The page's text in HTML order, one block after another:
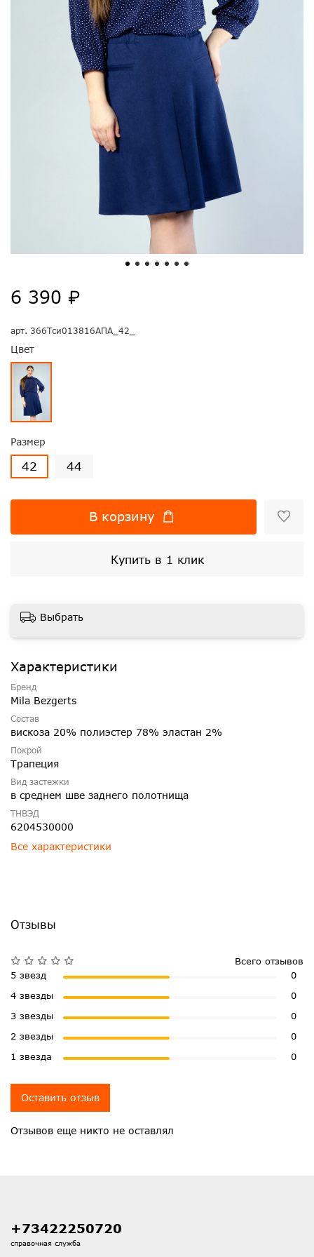
арт. 366Тси013816АПА_42_
Цвет
Размер
42 44
6 390 ₽
В корзину
Купить в 1 клик
Выбрать
Характеристики
Бренд
Mila Bezgerts
Состав
вискоза 20% полиэстер 78% эластан 2%
Покрой
Трапеция
Вид застежки
в среднем шве заднего полотнища
ТНВЭД
6204530000
Все характеристики
Отзывы
Отзывов еще никто не оставлял
Всего отзывов
5 звезд
0
4 звезды
0
3 звезды
0
2 звезды
0
1 звезда
0
Оставить отзыв
+73422250720
справочная служба